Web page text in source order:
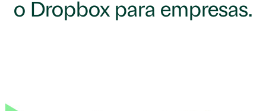
o Dropbox para empresas.